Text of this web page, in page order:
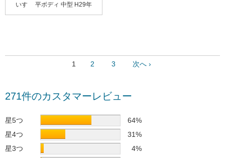
いすゞ 平ボディ 中型 H29年
1 2 3 次へ ›
271件のカスタマーレビュー
星5つ
64%
星4つ
31%
星3つ
4%